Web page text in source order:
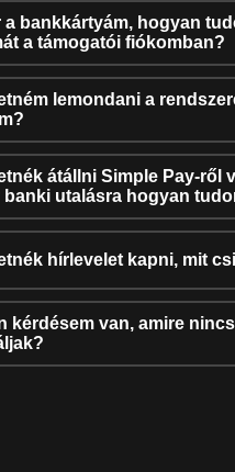
a bankkártyám, hogyan
a támogatói fiókomban?
lemondani a
átállni Simple Pay-ről
banki utalásra hogyan
hírlevelet kapni, mit
kérdésem van, amire